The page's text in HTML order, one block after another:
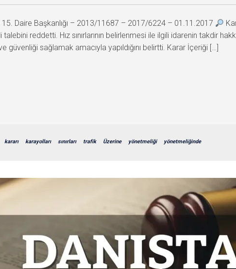
15. Daire Başkanlığı – 2013/11687 – 2017/6224 – 01.11.2017
reddetti. Hız sınırlarının belirlenmesi ile ilgili idarenin takdir
güvenliği sağlamak amacıyla yapıldığını belirtti. Karar İçeriği […]
kararı karayolları sınırları trafik Üzerine yönetmeliği yönetmeliğinde